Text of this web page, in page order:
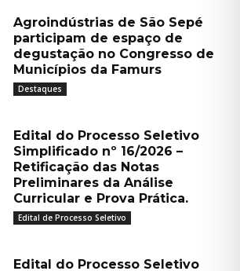
Agroindústrias de São Sepé
participam de espaço de
degustação no Congresso de
Municípios da Famurs
Destaques
Edital do Processo Seletivo
Simplificado nº 16/2026 –
Retificação das Notas
Preliminares da Análise
Curricular e Prova Prática.
Edital de Processo Seletivo
Edital do Processo Seletivo